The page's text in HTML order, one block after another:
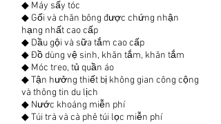
◆ Máy sấy tóc
◆ Gối và chăn bông được chứng nhận
hạng nhất cao cấp
◆ Dầu gội và sữa tắm cao cấp
◆ Đồ dùng vệ sinh, khăn tắm, khăn tắm
◆ Móc treo, tủ quần áo
◆ Tận hưởng thiết bị không gian công cộng
và thông tin du lịch
◆ Nước khoáng miễn phí
◆ Túi trà và cà phê túi lọc miễn phí